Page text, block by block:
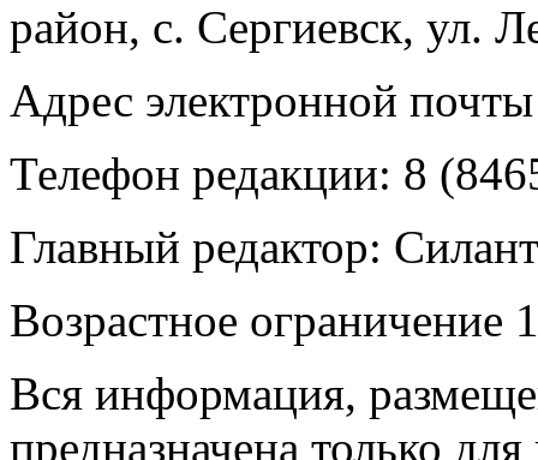
район, с. Сергиевск, ул.
Адрес электронной
Телефон редакции: 8
Главный редактор:
Возрастное ограничение
Вся информация,
предназначена только